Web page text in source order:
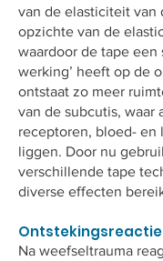
van de elasticiteit van
opzichte van de
waardoor de tape een
werking’ heeft op de
ontstaat zo meer
van de subcutis, waar
receptoren, bloed- en
liggen. Door nu
verschillende tape
diverse effecten
Ontstekingsreactie
Na weefseltrauma